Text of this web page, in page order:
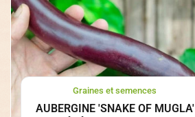
Graines et semences
AUBERGINE 'SNAKE OF MUGLA'